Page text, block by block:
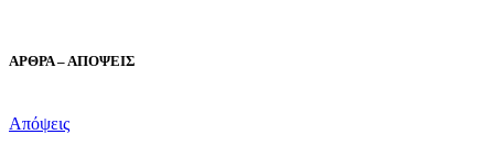
ΑΡΘΡΑ – ΑΠΟΨΕΙΣ
Απόψεις